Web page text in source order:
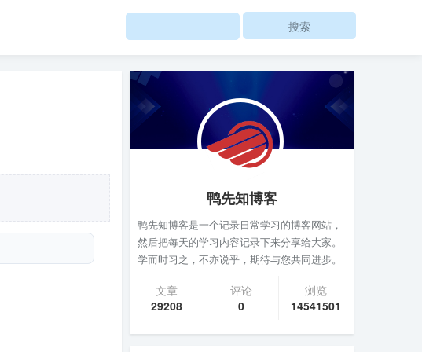
Search
鸭先知博客
鸭先知博客是一个记录日常学习的博客网站，
然后把每天的学习内容记录下来分享给大家。
学而时习之，不亦说乎，期待与您共同进步。
文章
29208
评论
0
浏览
14541501